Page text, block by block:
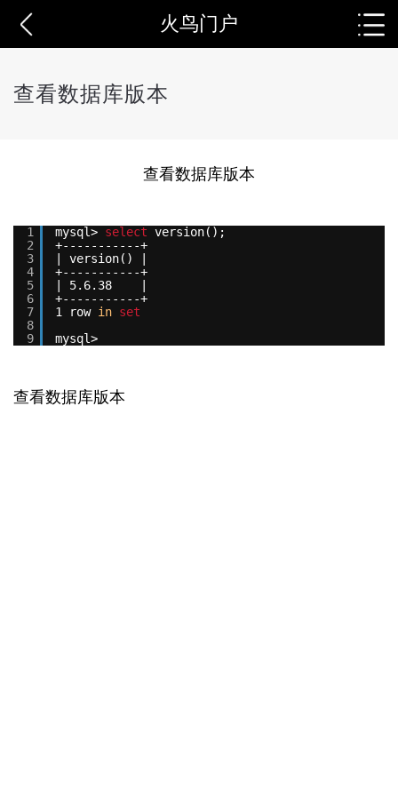
火鸟门户
查看数据库版本
查看数据库版本
1
2
3
4
5
6
7
8
9
mysql> select version();
+-----------+
| version() |
+-----------+
| 5.6.38    |
+-----------+
1 row in set
mysql>
查看数据库版本